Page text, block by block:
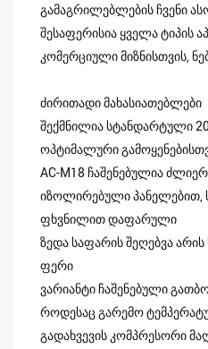
გამაგრილებლების ჩვენი
შესაფერისია ყველა ტიპის
კომერციული მიზნისთვის,
ძირითადი მახასიათებლები
შექმნილია სტანდარტული
ოპტიმალური
AC-M18 ჩაშენებულია
იზოლირებული პანელებით,
ფხვნილით დაფარული
ზედა საფარის შეღებვა
ფერი
ვარიანტი ჩაშენებული
როდესაც გარემო
გადახვევის კომპრესორი